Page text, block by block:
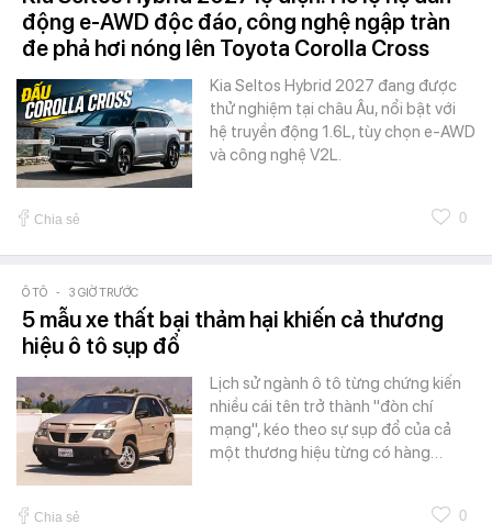
động e-AWD độc đáo, công nghệ ngập tràn
đe phả hơi nóng lên Toyota Corolla Cross
Kia Seltos Hybrid 2027 đang được
thử nghiệm tại châu Âu, nổi bật với
hệ truyền động 1.6L, tùy chọn e-AWD
và công nghệ V2L.
Chia sẻ 0
Ô TÔ - 3 GIỜ TRƯỚC
5 mẫu xe thất bại thảm hại khiến cả thương
hiệu ô tô sụp đổ
Lịch sử ngành ô tô từng chứng kiến
nhiều cái tên trở thành "đòn chí
mạng", kéo theo sự sụp đổ của cả
một thương hiệu từng có hàng…
Chia sẻ 0